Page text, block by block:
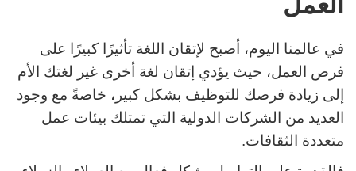
في عالمنا اليوم، أصبح لإتقان اللغة تأثيرًا كبيرًا على
فرص العمل، حيث يؤدي إتقان لغة أخرى غير لغتك الأم
إلى زيادة فرصك للتوظيف بشكل كبير، خاصةً مع وجود
العديد من الشركات الدولية التي تمتلك بيئات عمل
متعددة الثقافات.